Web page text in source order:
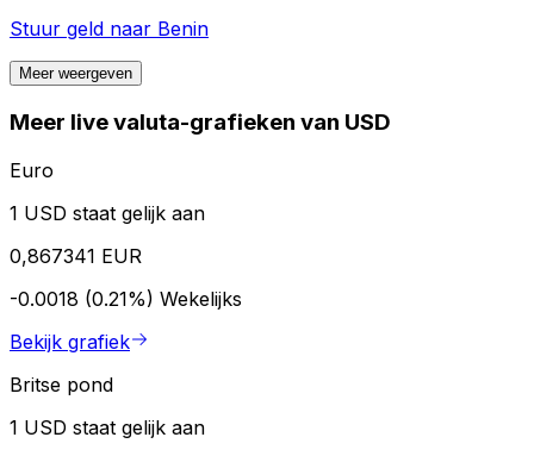
Stuur geld naar Benin
Meer weergeven
Meer live valuta-grafieken van USD
Euro
1 USD staat gelijk aan
0,867341 EUR
-0.0018 (0.21%) Wekelijks
Bekijk grafiek
Britse pond
1 USD staat gelijk aan